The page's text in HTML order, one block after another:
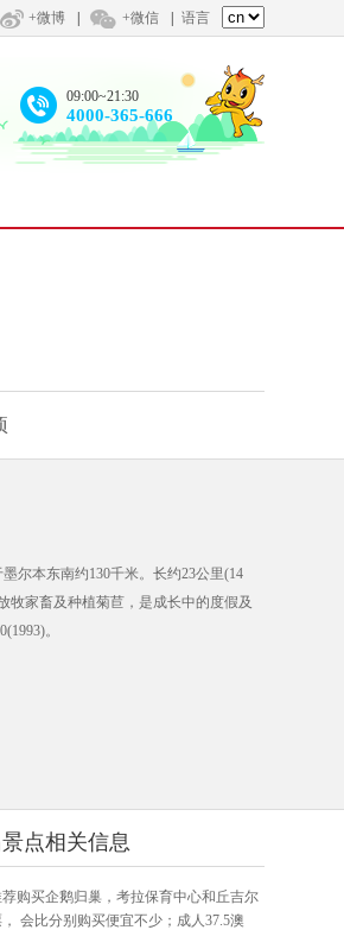
+微博 +微信 语言
09:00~21:30
4000-365-666
尔本东南约130千米。长约23公里(14
牧家畜及种植菊苣，是成长中的度假及
。
点相关信息
购买企鹅归巢，考拉保育中心和丘吉尔
会比分别购买便宜不少；成人37.5澳